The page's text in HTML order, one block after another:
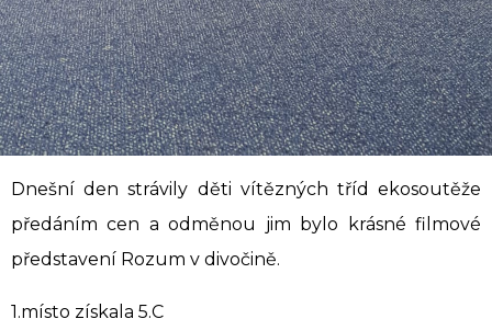
Dnešní den strávily děti vítězných tříd ekosoutěže
předáním cen a odměnou jim bylo krásné filmové
představení Rozum v divočině.
1.místo získala 5.C